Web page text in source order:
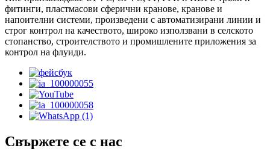
фитинги, пластмасови сферични кранове, кранове и
напоителни системи, произведени с автоматизирани линии и
строг контрол на качеството, широко използвани в селското
стопанство, строителството и промишлените приложения за
контрол на флуиди.
Свържете се с нас